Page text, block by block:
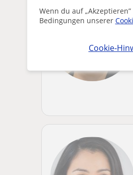
Wenn du auf
Bedingungen unserer
Cookie-